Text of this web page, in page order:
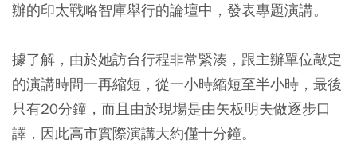
辦的印太戰略智庫舉行的論壇中，發表專題演講。
據了解，由於她訪台行程非常緊湊，跟主辦單位敲定
的演講時間一再縮短，從一小時縮短至半小時，最後
只有20分鐘，而且由於現場是由矢板明夫做逐步口
譯，因此高市實際演講大約僅十分鐘。